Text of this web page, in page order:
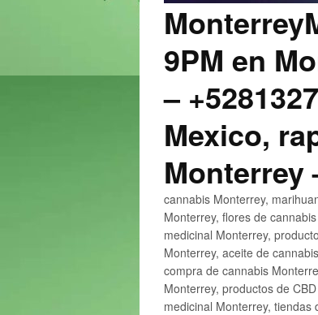
9PM en
–
Mexico,
Monterrey
cannabis Monterrey,
Monterrey, flores de
medicinal Monterrey,
Monterrey, aceite de
compra de cannabis
Monterrey, productos de
medicinal Monterrey,